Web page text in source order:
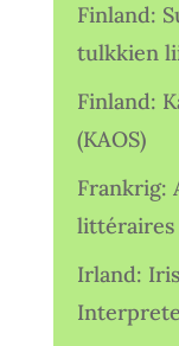
Finland:
tulkkien
Finland:
(KAOS)
Frankrig:
littéraires
Irland: